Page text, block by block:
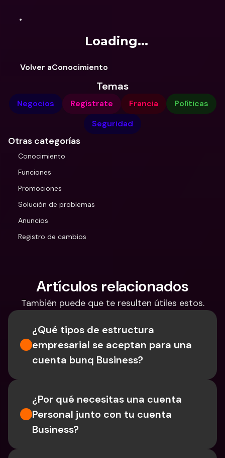
Loading...
Volver aConocimiento
Temas
Negocios Regístrate Francia
Políticas
Seguridad
Otras categorías
Conocimiento
Funciones
Promociones
Solución de problemas
Anuncios
Registro de cambios
Artículos relacionados
También puede que te resulten útiles estos.
¿Qué tipos de estructura
empresarial se aceptan para una
cuenta bunq Business?
¿Por qué necesitas una cuenta
Personal junto con tu cuenta
Business?